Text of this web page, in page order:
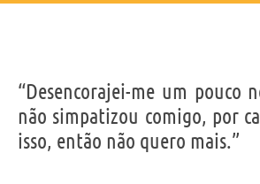
“Desencorajei-me um
não simpatizou comigo, por
isso, então não quero mais.”